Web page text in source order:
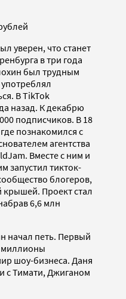
уверен, что станет
в три года
был трудным
В TikTok
назад. К декабрю
подписчиков. В 18
познакомился с
агентства
Вместе с ним и
запустил тикток-
блогеров,
Проект стал
6,6 млн
начал петь. Первый
миллионы
шоу-бизнеса. Даня
с Тимати, Джиганом